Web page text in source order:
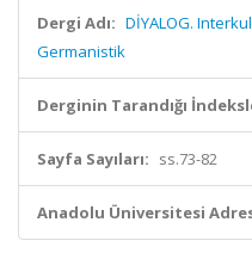
Dergi Adı: DİYALOG.
Germanistik
Derginin Tarandığı
Sayfa Sayıları: ss.73-82
Anadolu Üniversitesi